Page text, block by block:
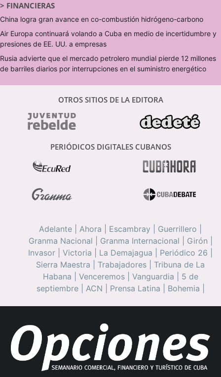
> FINANCIERAS
China logra gran avance en co-combustión hidrógeno-carbono
Air Europa continuará volando a Cuba en medio de incertidumbre y
presiones de EE. UU. a empresas
Rusia advierte que el mercado petrolero mundial pierde 12 millones
de barriles diarios por interrupciones en el suministro energético
OTROS SITIOS DE LA EDITORA
PERIÓDICOS DIGITALES CUBANOS
Adelante Ahora Escambray Guerrillero
Granma Nacional
Granma Internacional Girón
Invasor
Victoria La Demajagua Periódico 26
Sierra Maestra
Trabajadores
Tribuna de La
Habana
Venceremos| Vanguardia
5 de
septiembre| ACN Prensa Latina Bohemia